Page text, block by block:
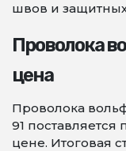
швов и
Проволока
цена
Проволока
91
цене. Итоговая